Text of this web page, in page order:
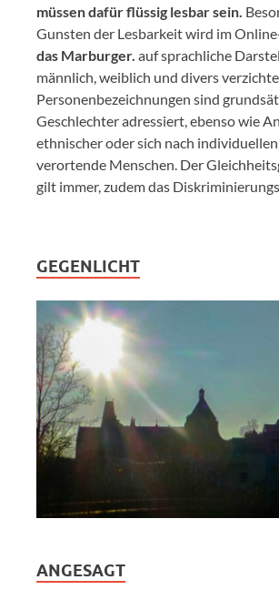
müssen dafür flüssig lesbar sein.
Gunsten der Lesbarkeit wird im
das Marburger. auf sprachliche
männlich, weiblich und divers
Personenbezeichnungen sind
Geschlechter adressiert, ebenso wie
ethnischer oder sich nach
verortende Menschen. Der
gilt immer, zudem das
GEGENLICHT
ANGESAGT